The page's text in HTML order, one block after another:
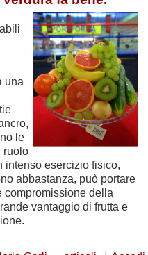
una
le
ruolo
intenso esercizio fisico,
abbastanza, può portare
compromissione della
vantaggio di frutta e